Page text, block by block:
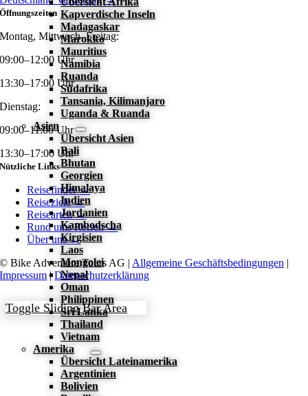
Kapverdische Inseln
Madagaskar
Marokko
Mauritius
Namibia
Ruanda
Südafrika
Tansania, Kilimanjaro
Uganda & Ruanda
Asien
Übersicht Asien
Bali
Bhutan
Georgien
Himalaya
Indien
Jordanien
Kambodscha
Kirgisien
Laos
Mongolei
Nepal
Oman
Philippinen
Sri Lanka
Thailand
Vietnam
Amerika
Übersicht Lateinamerika
Argentinien
Bolivien
Öffnungszeiten
Montag, Mittwoch–Freitag:
09:00–12:00 Uhr
13:30–17:00 Uhr
Dienstag:
09:00–11:00 Uhr
13:30–17:00 Uhr
Nützliche Links
Reisefinder→
Reiseziele→
Reisearten→
Rund ums Reisen→
Über uns→
© Bike Adventure Tours AG | Allgemeine Geschäftsbedingungen |
Impressum |Datenschutzerklärung
Toggle Sliding Bar Area